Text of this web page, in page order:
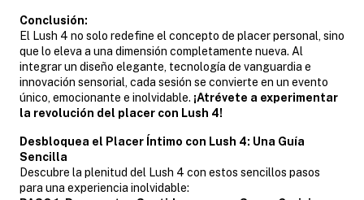
Conclusión:
El Lush 4 no solo redefine el concepto de placer personal, sino
que lo eleva a una dimensión completamente nueva. Al
integrar un diseño elegante, tecnología de vanguardia e
innovación sensorial, cada sesión se convierte en un evento
único, emocionante e inolvidable. ¡Atrévete a experimentar
la revolución del placer con Lush 4!
Desbloquea el Placer Íntimo con Lush 4: Una Guía
Sencilla
Descubre la plenitud del Lush 4 con estos sencillos pasos
para una experiencia inolvidable: